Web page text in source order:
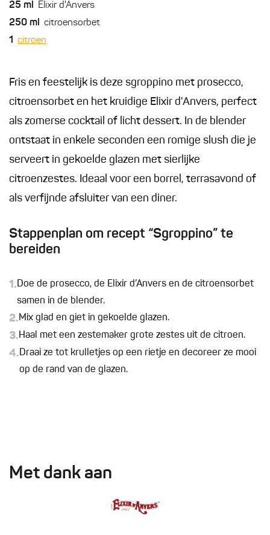
25 ml Elixir d'Anvers
250 ml citroensorbet
1 citroen
Fris en feestelijk is deze sgroppino met prosecco,
citroensorbet en het kruidige Elixir d'Anvers, perfect
als zomerse cocktail of licht dessert. In de blender
ontstaat in enkele seconden een romige slush die je
serveert in gekoelde glazen met sierlijke
citroenzestes. Ideaal voor een borrel, terrasavond of
als verfijnde afsluiter van een diner.
Stappenplan om recept “Sgroppino” te
bereiden
1.Doe de prosecco, de Elixir d’Anvers en de citroensorbet
samen in de blender.
2.Mix glad en giet in gekoelde glazen.
3.Haal met een zestemaker grote zestes uit de citroen.
4.Draai ze tot krulletjes op een rietje en decoreer ze mooi
op de rand van de glazen.
Met dank aan